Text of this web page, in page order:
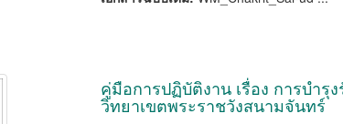
คู่มือการปฏิบัติงาน เรื่อง การบำ
วิทยาเขตพระราชวังสนามจันทร์